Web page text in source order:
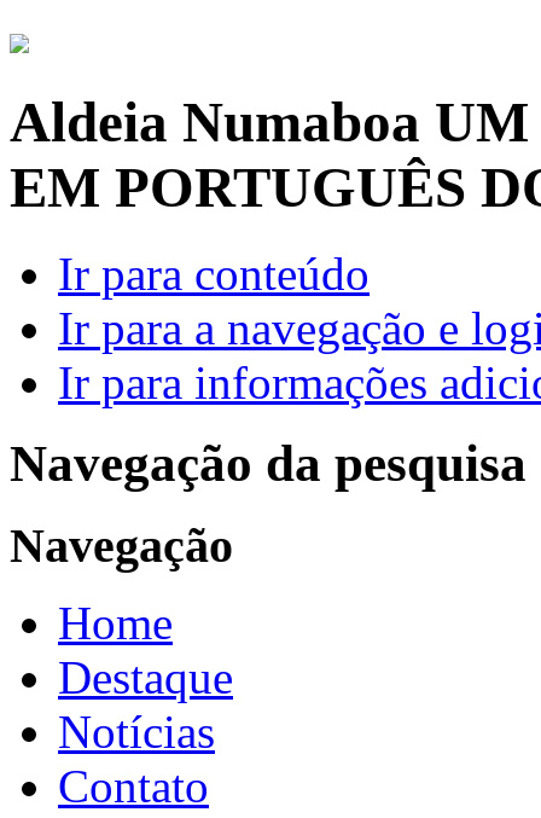
Aldeia Numaboa UM
EM PORTUGUÊS
Ir para conteúdo
Ir para a navegação e
Ir para informações
Navegação da pesquisa
Navegação
Home
Destaque
Notícias
Contato